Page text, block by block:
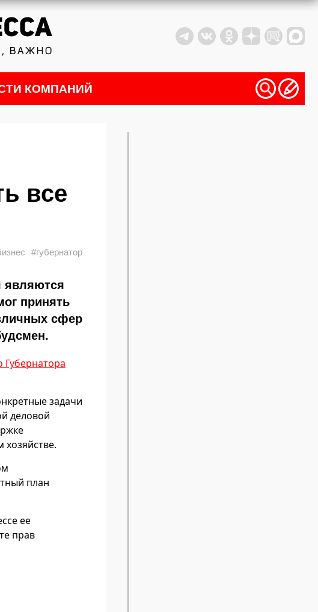
КОМПАНИЙ
все
#губернатор
являются
принять
сфер
Губернатора
задачи
деловой
план
ее
прав